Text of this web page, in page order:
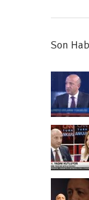
Son